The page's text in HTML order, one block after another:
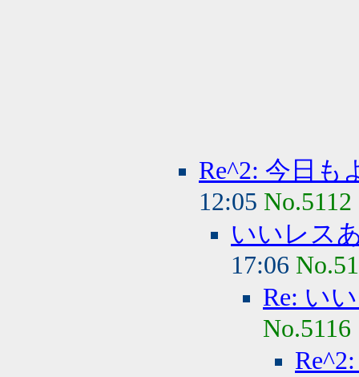
Re^2: 今日も
12:05 No.5112
いいレス
17:06
Re: い
No.5116